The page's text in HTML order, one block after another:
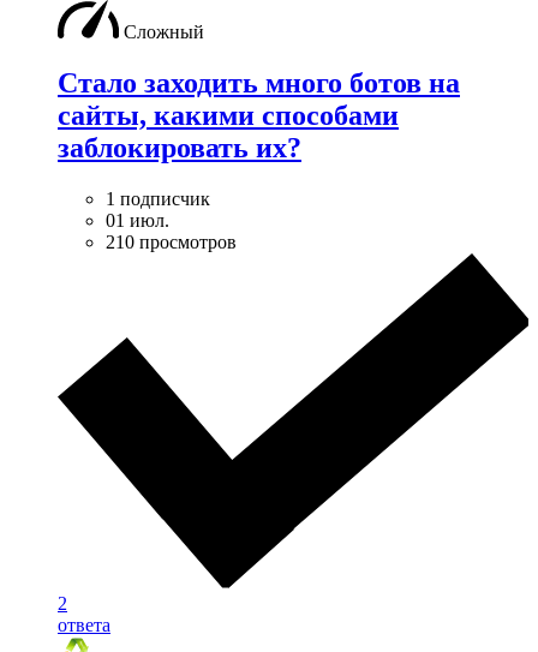
Сложный
Стало заходить много ботов на
сайты, какими способами
заблокировать их?
1 подписчик
01 июл.
210 просмотров
2
ответа